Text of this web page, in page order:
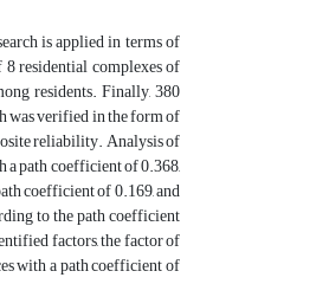
is applied in terms of
residential complexes of
residents. Finally, 380
was verified in the form of
reliability. Analysis of
a path coefficient of 0.368,
coefficient of 0.169, and
to the path coefficient
factors, the factor of
with a path coefficient of